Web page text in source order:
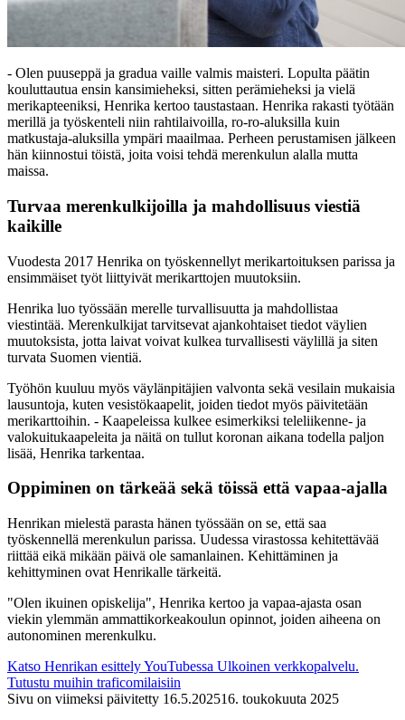
- Olen puuseppä ja gradua vaille valmis maisteri. Lopulta päätin
kouluttautua ensin kansimieheksi, sitten perämieheksi ja vielä
merikapteeniksi, Henrika kertoo taustastaan. Henrika rakasti työtään
merillä ja työskenteli niin rahtilaivoilla, ro-ro-aluksilla kuin
matkustaja-aluksilla ympäri maailmaa. Perheen perustamisen jälkeen
hän kiinnostui töistä, joita voisi tehdä merenkulun alalla mutta
maissa.
Turvaa merenkulkijoilla ja mahdollisuus viestiä
kaikille
Vuodesta 2017 Henrika on työskennellyt merikartoituksen parissa ja
ensimmäiset työt liittyivät merikarttojen muutoksiin.
Henrika luo työssään merelle turvallisuutta ja mahdollistaa
viestintää. Merenkulkijat tarvitsevat ajankohtaiset tiedot väylien
muutoksista, jotta laivat voivat kulkea turvallisesti väylillä ja siten
turvata Suomen vientiä.
Työhön kuuluu myös väylänpitäjien valvonta sekä vesilain mukaisia
lausuntoja, kuten vesistökaapelit, joiden tiedot myös päivitetään
merikarttoihin. - Kaapeleissa kulkee esimerkiksi teleliikenne- ja
valokuitukaapeleita ja näitä on tullut koronan aikana todella paljon
lisää, Henrika tarkentaa.
Oppiminen on tärkeää sekä töissä että vapaa-ajalla
Henrikan mielestä parasta hänen työssään on se, että saa
työskennellä merenkulun parissa. Uudessa virastossa kehitettävää
riittää eikä mikään päivä ole samanlainen. Kehittäminen ja
kehittyminen ovat Henrikalle tärkeitä.
"Olen ikuinen opiskelija", Henrika kertoo ja vapaa-ajasta osan
viekin ylemmän ammattikorkeakoulun opinnot, joiden aiheena on
autonominen merenkulku.
Katso Henrikan esittely YouTubessa Ulkoinen verkkopalvelu.
Tutustu muihin traficomilaisiin
Sivu on viimeksi päivitetty 16.5.202516. toukokuuta 2025